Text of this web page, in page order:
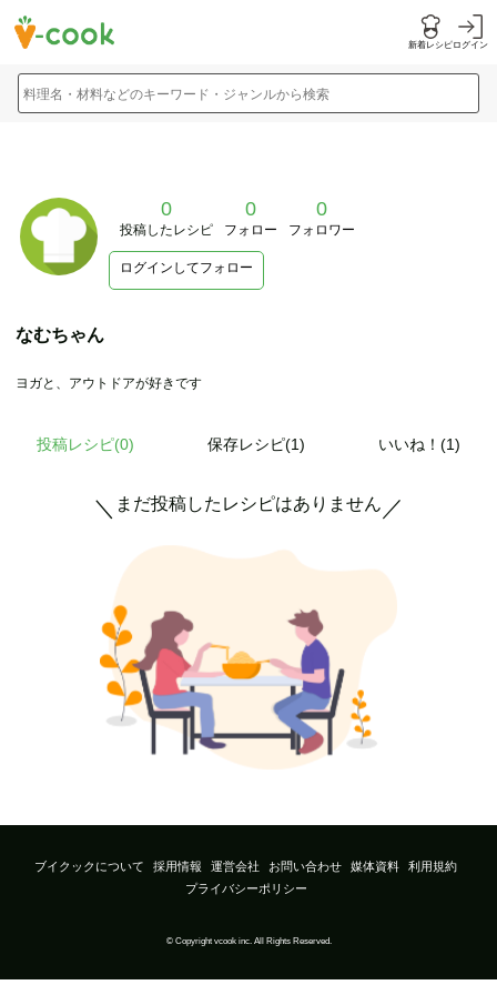
新着レシピログイン
料理名・材料などのキーワード・ジャンルから検索
0
投稿したレシピ
0
フォロー
0
フォロワー
ログインしてフォロー
なむちゃん
ヨガと、アウトドアが好きです
投稿レシピ(0) 保存レシピ(1) いいね！(1)
＼ まだ投稿したレシピはありません ／
ブイクックについて 採用情報 運営会社 お問い合わせ 媒体資料
利用規約
プライバシーポリシー
© Copyright vcook inc. All Rights Reserved.